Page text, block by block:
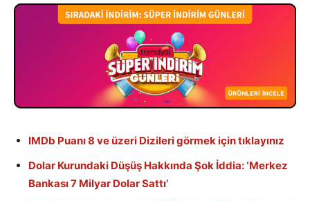
IMDb Puanı 8 ve üzeri Dizileri görmek için tıklayınız
Dolar Kurundaki Düşüş Hakkında Şok İddia: ‘Merkez
Bankası 7 Milyar Dolar Sattı’